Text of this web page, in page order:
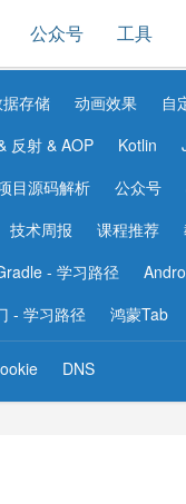
公众号 工具
存储 动画效果 自
反射 & AOP Kotlin
目源码解析 公众号
技术周报 课程推荐
- 学习路径
- 学习路径 鸿蒙Tab
DNS